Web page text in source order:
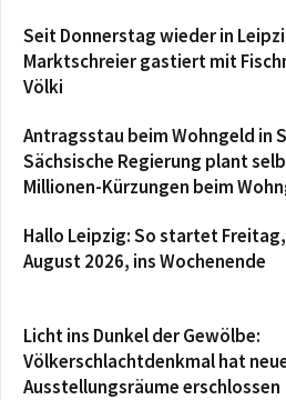
Seit Donnerstag wieder in
Marktschreier gastiert mit
Völki
Antragsstau beim Wohngeld in
Sächsische Regierung plant
Millionen-Kürzungen beim
Hallo Leipzig: So startet
August 2026, ins Wochenende
Licht ins Dunkel der Gewölbe:
Völkerschlachtdenkmal hat
Ausstellungsräume erschlossen